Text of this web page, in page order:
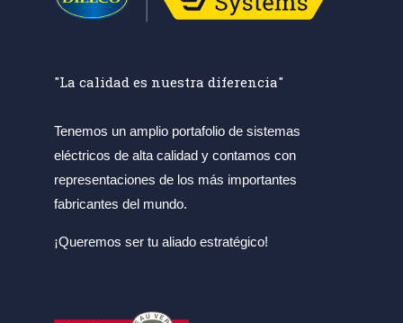
"La calidad es nuestra diferencia"
Tenemos un amplio portafolio de sistemas
eléctricos de alta calidad y contamos con
representaciones de los más importantes
fabricantes del mundo.
¡Queremos ser tu aliado estratégico!